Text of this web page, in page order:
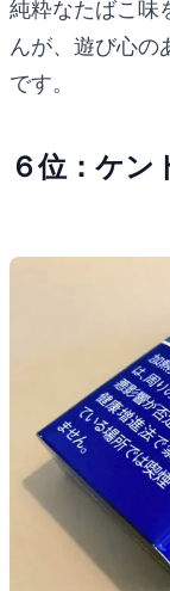
純粋なたばこ味
んが、遊び心の
です。
６位：ケン